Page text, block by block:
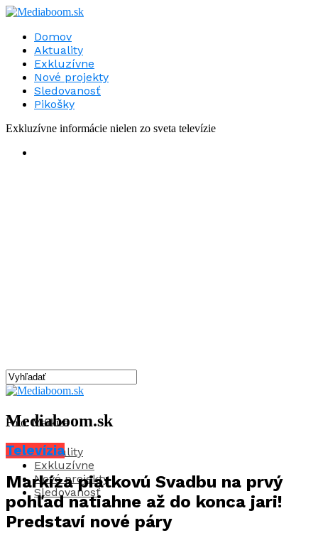
Domov
Aktuality
Exkluzívne
Nové projekty
Sledovanosť
Pikošky
Exkluzívne informácie nielen zo sveta televízie
Mediaboom.sk
Aktuality
Exkluzívne
Nové projekty
Sledovanosť
Foto: Markíza
Televízia
Markíza piatkovú Svadbu na prvý
pohľad natiahne až do konca jari!
Predstaví nové páry